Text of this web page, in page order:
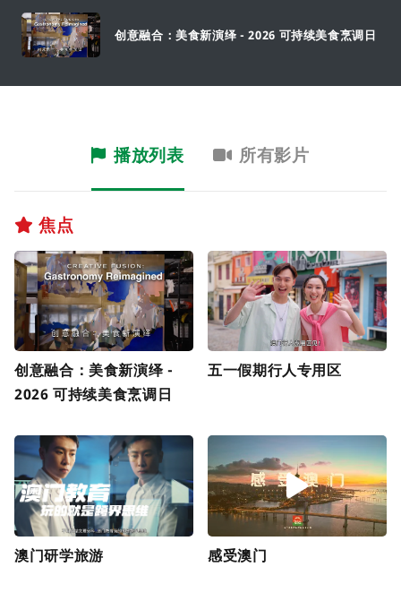
创意融合：美食新演绎 - 2026 可持续美食烹调日
播放列表 所有影片
焦点
创意融合：美食新演绎 -
2026 可持续美食烹调日
五一假期行人专用区
澳门研学旅游 感受澳门